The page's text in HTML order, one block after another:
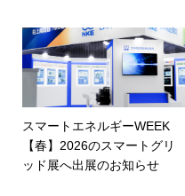
スマートエネルギーWEEK
【春】2026のスマートグリ
ッド展へ出展のお知らせ